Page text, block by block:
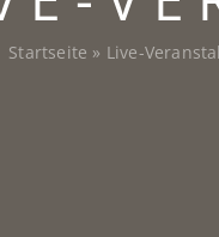
Startseite » Live-